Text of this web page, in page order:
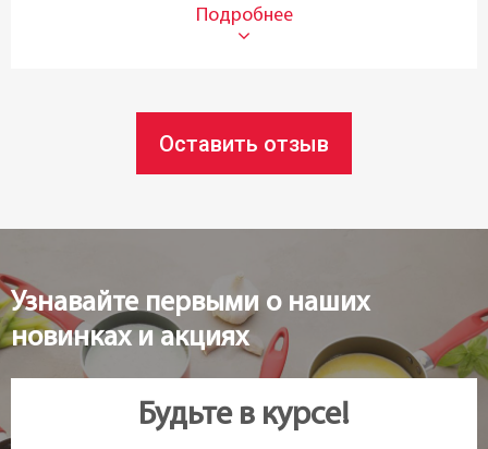
Материал лезвия:
Нержавеющая сталь
Ручная заточка
Оставить отзыв
Узнавайте первыми о наших
новинках и акциях
Будьте в курсе!